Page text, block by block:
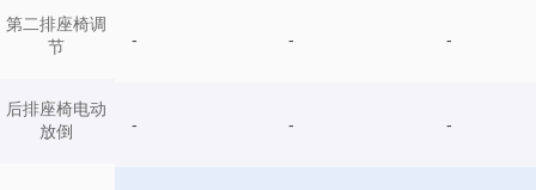
第二排座椅调
节
后排座椅电动
放倒
- - -
- - -